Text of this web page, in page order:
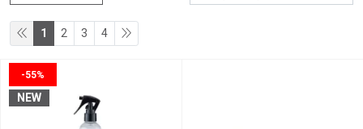
1 2 3 4
-55%
NEW